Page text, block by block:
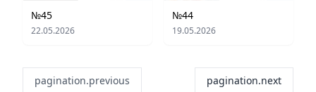
№45
22.05.2026
№44
19.05.2026
pagination.previous pagination.next